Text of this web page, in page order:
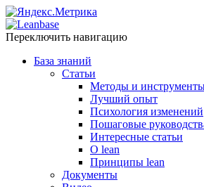
Переключить навигацию
База знаний
Статьи
Методы и
Лучший опыт
Психология изменений
Пошаговые
Интересные статьи
O lean
Принципы lean
Документы